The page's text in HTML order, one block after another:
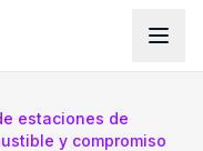
estaciones de
y compromiso